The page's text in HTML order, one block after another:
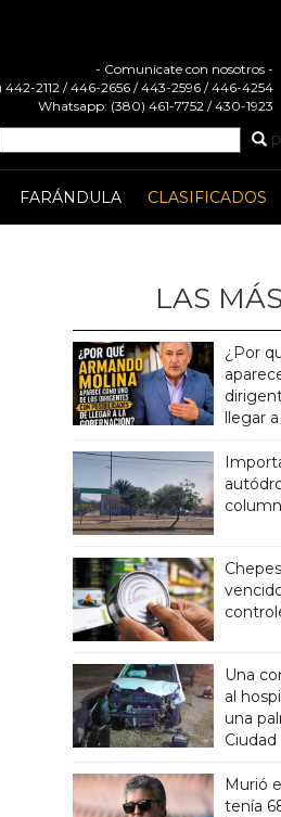
- Comunicate con nosotros -
442-2112 / 446-2656 / 443-2596 / 446-4254
Whatsapp: (380) 461-7752 / 430-1923
FARÁNDULA CLASIFICADOS
LAS
¿Por
llegar
Una
al
una
Ciudad
Murió
tenía